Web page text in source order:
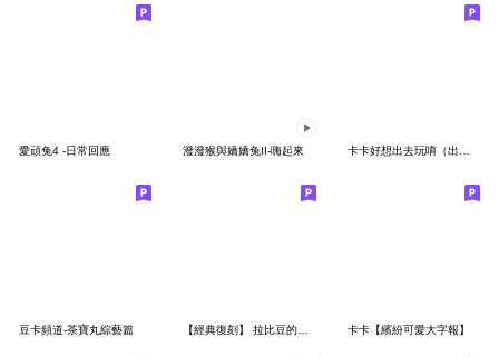
愛頑兔4 -日常回應 潑潑猴與嬌嬌兔II-嗨起來
豆卡頻道-茶寶丸綜藝篇 卡卡【繽紛可愛大字報】